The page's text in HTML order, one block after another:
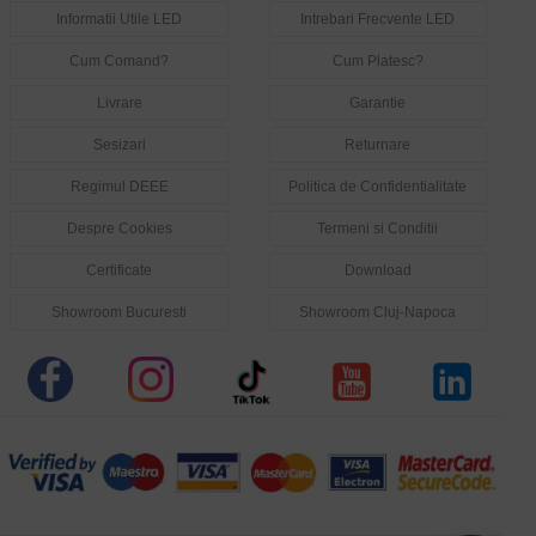
Informatii Utile LED Intrebari Frecvente LED
Cum Comand? Cum Platesc?
Livrare Garantie
Sesizari Returnare
Regimul DEEE Politica de Confidentialitate
Despre Cookies Termeni si Conditii
Certificate Download
Showroom Bucuresti Showroom Cluj-Napoca